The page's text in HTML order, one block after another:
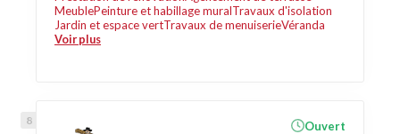
MeublePeinture et habillage muralTravaux d'isolation
Jardin et espace vertTravaux de menuiserieVéranda
Voir plus
Ouvert